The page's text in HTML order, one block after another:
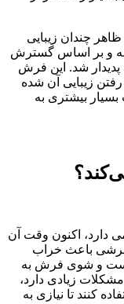
چندان زیبایی
و بر اساس گسترش
شد. این فرش
رفتن زیبایی آن شده
بسیار بیشتری به
دارد، اکنون وقت آن
فرشی باعث خراب
و شوی فرش به
زیادی دارد،
کنند تا نیازی به